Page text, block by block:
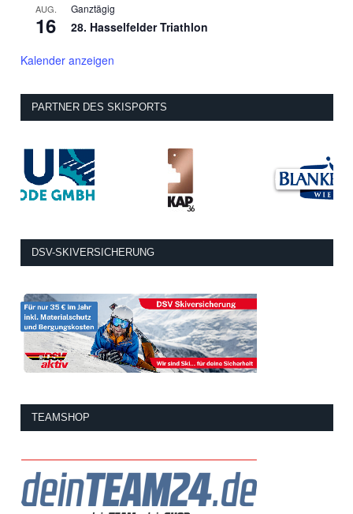
AUG.
16
Ganztägig
28. Hasselfelder Triathlon
Kalender anzeigen
PARTNER DES SKISPORTS
DSV-SKIVERSICHERUNG
TEAMSHOP